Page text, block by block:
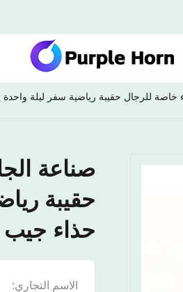
خاصة للرجال حقيبة رياضية سفر ليلة
صناعة
حقيبة
حذاء جيب
الاسم التجاري: